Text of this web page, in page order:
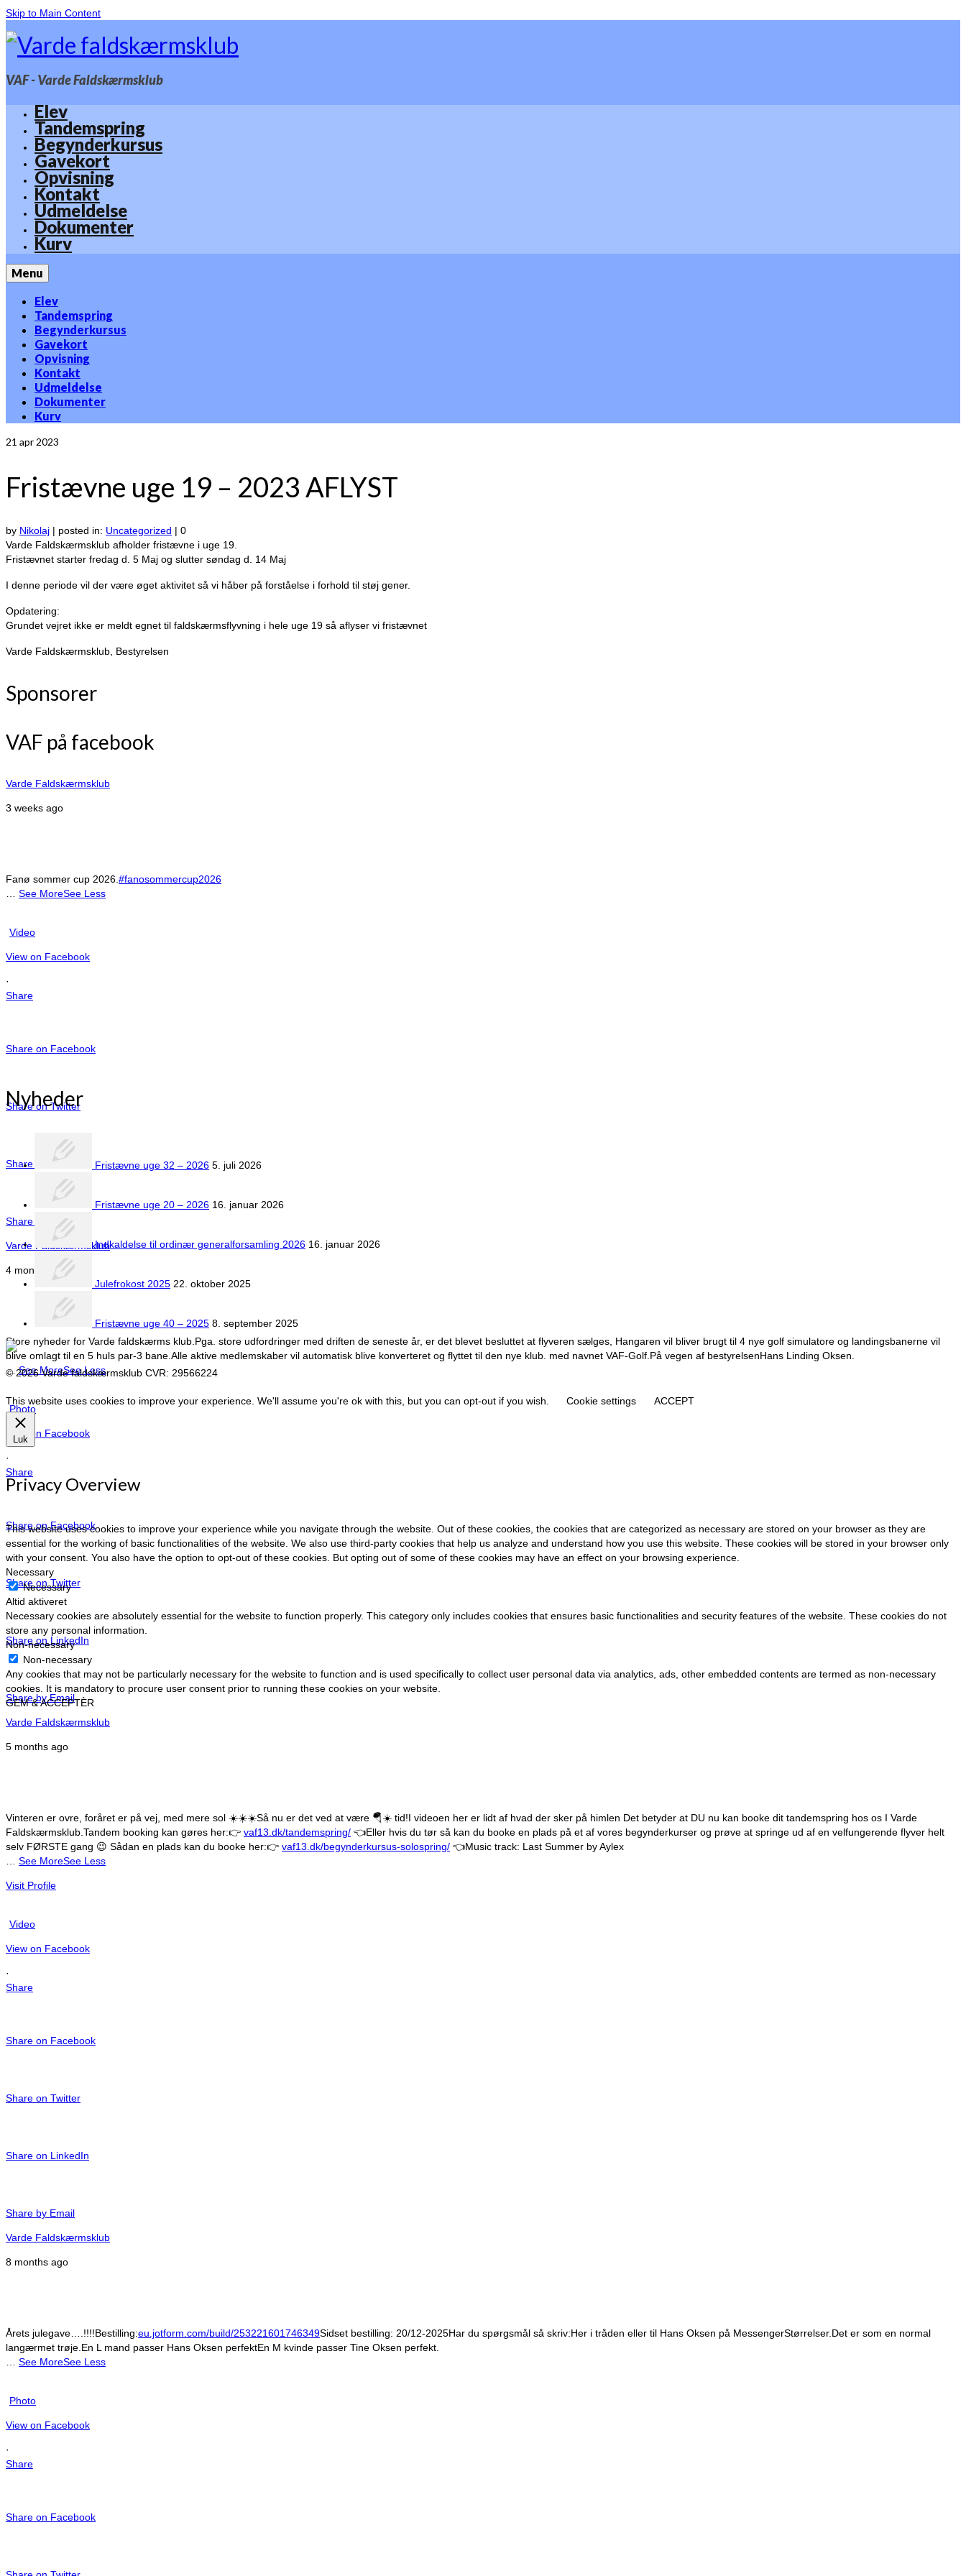
Skip to Main Content
VAF - Varde Faldskærmsklub
Elev
Tandemspring
Begynderkursus
Gavekort
Opvisning
Kontakt
Udmeldelse
Dokumenter
Kurv
Menu
Elev
Tandemspring
Begynderkursus
Gavekort
Opvisning
Kontakt
Udmeldelse
Dokumenter
Kurv
21 apr 2023
Fristævne uge 19 – 2023 AFLYST
by Nikolaj | posted in: Uncategorized | 0
Varde Faldskærmsklub afholder fristævne i uge 19.
Fristævnet starter fredag d. 5 Maj og slutter søndag d. 14 Maj
I denne periode vil der være øget aktivitet så vi håber på forståelse i forhold til støj gener.
Opdatering:
Grundet vejret ikke er meldt egnet til faldskærmsflyvning i hele uge 19 så aflyser vi fristævnet
Varde Faldskærmsklub, Bestyrelsen
Sponsorer
VAF på facebook
Varde Faldskærmsklub
3 weeks ago
Fanø sommer cup 2026. #fanosommercup2026
See MoreSee Less
Video
View on Facebook
·
Share
Share on Facebook
Share on Twitter
Share on LinkedIn
Share by Email
Varde Faldskærmsklub
4 months ago
Store nyheder for Varde faldskærms klub. Pga. store udfordringer med driften de seneste år, er det blevet besluttet at flyveren sælges, Hangaren vil bliver brugt til 4 nye golf simulatore og landingsbanerne vil
blive omlagt til en 5 huls par-3 bane. Alle aktive medlemskaber vil automatisk blive konverteret og flyttet til den nye klub. med navnet VAF-Golf. På vegen af bestyrelsenHans Linding Oksen.
…See MoreSee Less
Photo
View on Facebook
·
Share
Share on Facebook
Share on Twitter
Share on LinkedIn
Share by Email
Varde Faldskærmsklub
5 months ago
Vinteren er ovre, foråret er på vej, med mere sol ☀️☀️☀️Så nu er det ved at være 🪂☀️ tid!I videoen her er lidt af hvad der sker på himlen Det betyder at DU nu kan booke dit tandemspring hos os I Varde
Faldskærmsklub. Tandem booking kan gøres her:👉 vaf13.dk/tandemspring/ 👈Eller hvis du tør så kan du booke en plads på et af vores begynderkurser og prøve at springe ud af en velfungerende flyver helt
selv FØRSTE gang 😉 Sådan en plads kan du booke her:👉 vaf13.dk/begynderkursus-solospring/ 👈Music track: Last Summer by Aylex
See MoreSee Less
Visit Profile
Video
View on Facebook
·
Share
Share on Facebook
Share on Twitter
Share on LinkedIn
Share by Email
Varde Faldskærmsklub
8 months ago
Årets julegave….!!!!Bestilling:eu.jotform.com/build/253221601746349Sidset bestilling: 20/12-2025Har du spørgsmål så skriv:Her i tråden eller til Hans Oksen på MessengerStørrelser. Det er som en normal
langærmet trøje. En L mand passer Hans Oksen perfektEn M kvinde passer Tine Oksen perfekt.
See MoreSee Less
Photo
View on Facebook
·
Share
Share on Facebook
Nyheder
Fristævne uge 32 – 2026 5. juli 2026
Fristævne uge 20 – 2026 16. januar 2026
Indkaldelse til ordinær generalforsamling 2026 16. januar 2026
Julefrokost 2025 22. oktober 2025
Fristævne uge 40 – 2025 8. september 2025
© 2026 Varde faldskærmsklub CVR: 29566224
This website uses cookies to improve your experience. We'll assume you're ok with this, but you can opt-out if you wish. Cookie settings ACCEPT
Luk
Privacy Overview
This website uses cookies to improve your experience while you navigate through the website. Out of these cookies, the cookies that are categorized as necessary are stored on your browser as they are
essential for the working of basic functionalities of the website. We also use third-party cookies that help us analyze and understand how you use this website. These cookies will be stored in your browser only
with your consent. You also have the option to opt-out of these cookies. But opting out of some of these cookies may have an effect on your browsing experience.
Necessary
Necessary
Altid aktiveret
Necessary cookies are absolutely essential for the website to function properly. This category only includes cookies that ensures basic functionalities and security features of the website. These cookies do not
store any personal information.
Non-necessary
Non-necessary
Any cookies that may not be particularly necessary for the website to function and is used specifically to collect user personal data via analytics, ads, other embedded contents are termed as non-necessary
cookies. It is mandatory to procure user consent prior to running these cookies on your website.
GEM & ACCEPTÈR